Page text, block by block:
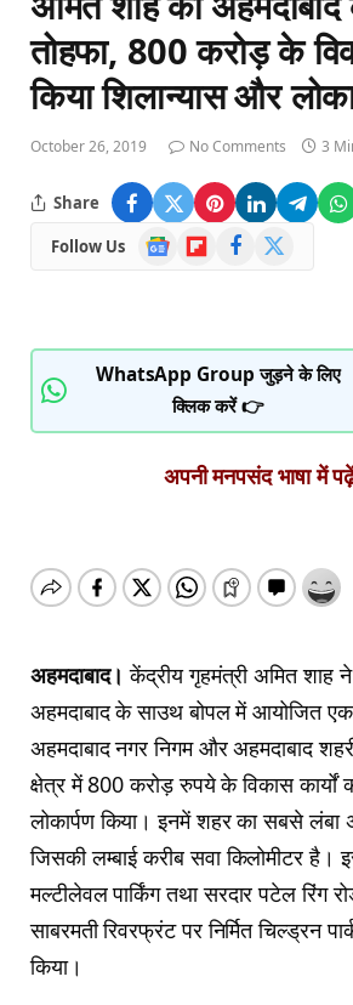
तोहफा, 800 करोड़ के
किया शिलान्यास और
October 26, 2019 No Comments 3
Share
Follow Us
Google
News
FlipboardFacebook
WhatsApp Group जुड़ने के लिए
क्लिक करें 👉
अपनी मनपसंद भाषा में
अहमदाबाद। केंद्रीय गृहमंत्री अमित शाह
अहमदाबाद के साउथ बोपल में आयोजित
अहमदाबाद नगर निगम और अहमदाबाद
क्षेत्र में 800 करोड़ रुपये के विकास कार्यों
लोकार्पण किया। इनमें शहर का सबसे लंबा
जिसकी लम्बाई करीब सवा किलोमीटर है।
मल्टीलेवल पार्किंग तथा सरदार पटेल रिंग
साबरमती रिवरफ्रंट पर निर्मित चिल्ड्रन
किया।